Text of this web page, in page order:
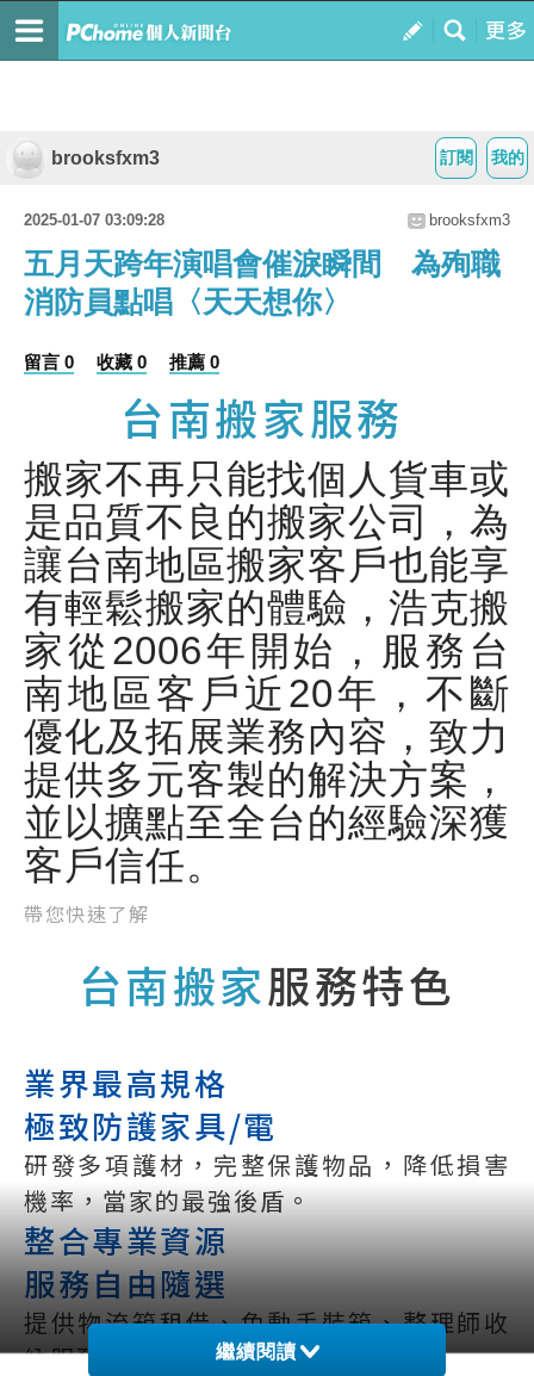
我的
訂閱
brooksfxm3
2025-01-07 03:09:28 brooksfxm3
五月天跨年演唱會催淚瞬間 為殉職
消防員點唱〈天天想你〉
留言 0 收藏 0 推薦 0
台南搬家服務
搬家不再只能找個人貨車或
是品質不良的搬家公司，為
讓台南地區搬家客戶也能享
有輕鬆搬家的體驗，浩克搬
家從2006年開始，服務台
南地區客戶近20年，不斷
優化及拓展業務內容，致力
提供多元客製的解決方案，
並以擴點至全台的經驗深獲
客戶信任。
帶您快速了解
台南搬家服務特色
業界最高規格
極致防護家具/電
研發多項護材，完整保護物品，降低損害
機率，當家的最強後盾。
整合專業資源
服務自由隨選
提供物流箱租借、免動手裝箱、整理師收
納服務等，隨選盡享。
繼續閱讀